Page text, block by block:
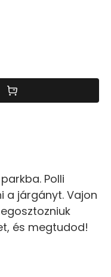
Polli
a járgányt. Vajon
és megtudod!